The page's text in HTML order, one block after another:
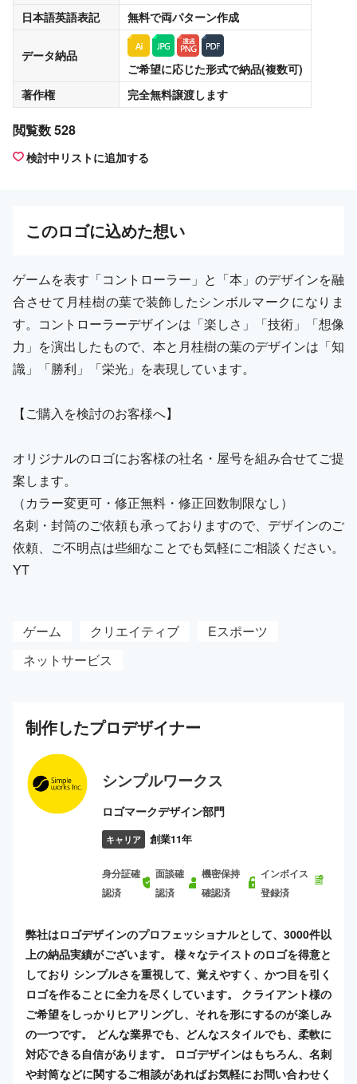
日本語英語表記
無料で両パターン作成
データ納品
ご希望に応じた形式で納品(複数可)
著作権
完全無料譲渡します
閲覧数 528
検討中リストに追加する
このロゴに込めた想い
ゲームを表す「コントローラー」と「本」のデザインを融
合させて月桂樹の葉で装飾したシンボルマークになりま
す。コントローラーデザインは「楽しさ」「技術」「想像
力」を演出したもので、本と月桂樹の葉のデザインは「知
識」「勝利」「栄光」を表現しています。
【ご購入を検討のお客様へ】
オリジナルのロゴにお客様の社名・屋号を組み合せてご提
案します。
（カラー変更可・修正無料・修正回数制限なし）
名刺・封筒のご依頼も承っておりますので、デザインのご
依頼、ご不明点は些細なことでも気軽にご相談ください。
YT
ゲーム クリエイティブ
Eスポーツ
ネットサービス
制作したプロデザイナー
シンプルワークス
ロゴマークデザイン部門
キャリア 創業11年
身分証確
認済
面談確
認済
機密保持
確認済
インボイス
登録済
弊社はロゴデザインのプロフェッショナルとして、3000件以
上の納品実績がございます。 様々なテイストのロゴを得意と
しており シンプルさを重視して、覚えやすく、かつ目を引く
ロゴを作ることに全力を尽くしています。 クライアント様の
ご希望をしっかりヒアリングし、それを形にするのが楽しみ
の一つです。 どんな業界でも、どんなスタイルでも、柔軟に
対応できる自信があります。 ロゴデザインはもちろん、名刺
や封筒などに関するご相談があればお気軽にお問い合わせく